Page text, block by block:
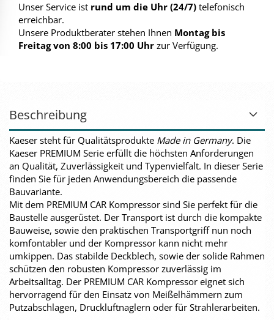
Unser Service ist rund um die Uhr (24/7) telefonisch
erreichbar.
Unsere Produktberater stehen Ihnen Montag bis
Freitag von 8:00 bis 17:00 Uhr zur Verfügung.
Beschreibung
Kaeser steht für Qualitätsprodukte Made in Germany. Die
Kaeser PREMIUM Serie erfüllt die höchsten Anforderungen
an Qualität, Zuverlässigkeit und Typenvielfalt. In dieser Serie
finden Sie für jeden Anwendungsbereich die passende
Bauvariante.
Mit dem PREMIUM CAR Kompressor sind Sie perfekt für die
Baustelle ausgerüstet. Der Transport ist durch die kompakte
Bauweise, sowie den praktischen Transportgriff nun noch
komfontabler und der Kompressor kann nicht mehr
umkippen. Das stabilde Deckblech, sowie der solide Rahmen
schützen den robusten Kompressor zuverlässig im
Arbeitsalltag. Der PREMIUM CAR Kompressor eignet sich
hervorragend für den Einsatz von Meißelhämmern zum
Putzabschlagen, Druckluftnaglern oder für Strahlerarbeiten.